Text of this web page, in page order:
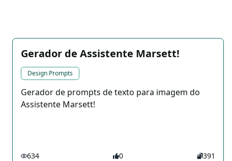
Gerador de Assistente Marsett! ️
Design Prompts
Gerador de prompts de texto para imagem do
Assistente Marsett!
634 0 391